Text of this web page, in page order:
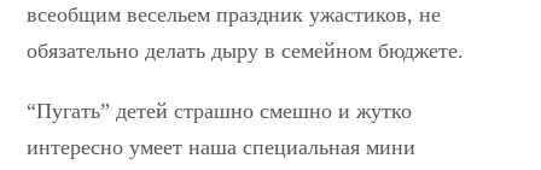
всеобщим весельем праздник ужастиков, не
обязательно делать дыру в семейном бюджете.
“Пугать” детей страшно смешно и жутко
интересно умеет наша специальная мини